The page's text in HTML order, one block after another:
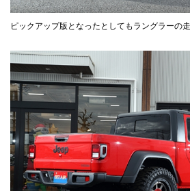
ピックアップ版となったとしてもラングラーの